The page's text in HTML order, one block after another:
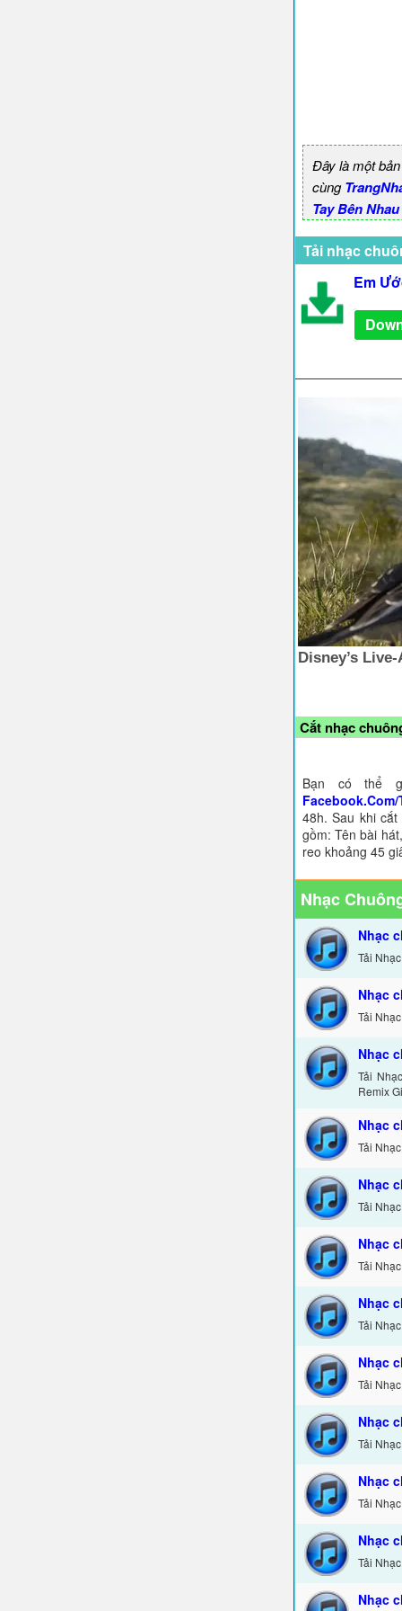
Đây là một
cùng
Tay Bên
Tải nhạc
Em
Cắt nhạc
Bạn có thể
48h. Sau khi
gồm: Tên bài
reo khoảng 45
Nhạc
Nhạc
Tải
Nhạc
Tải
Nhạc
Tải
Remix
Nhạc
Tải
Nhạc
Tải
Nhạc
Tải
Nhạc
Tải
Nhạc
Tải
Nhạc
Tải
Nhạc
Tải
Nhạc
Tải
Nhạc